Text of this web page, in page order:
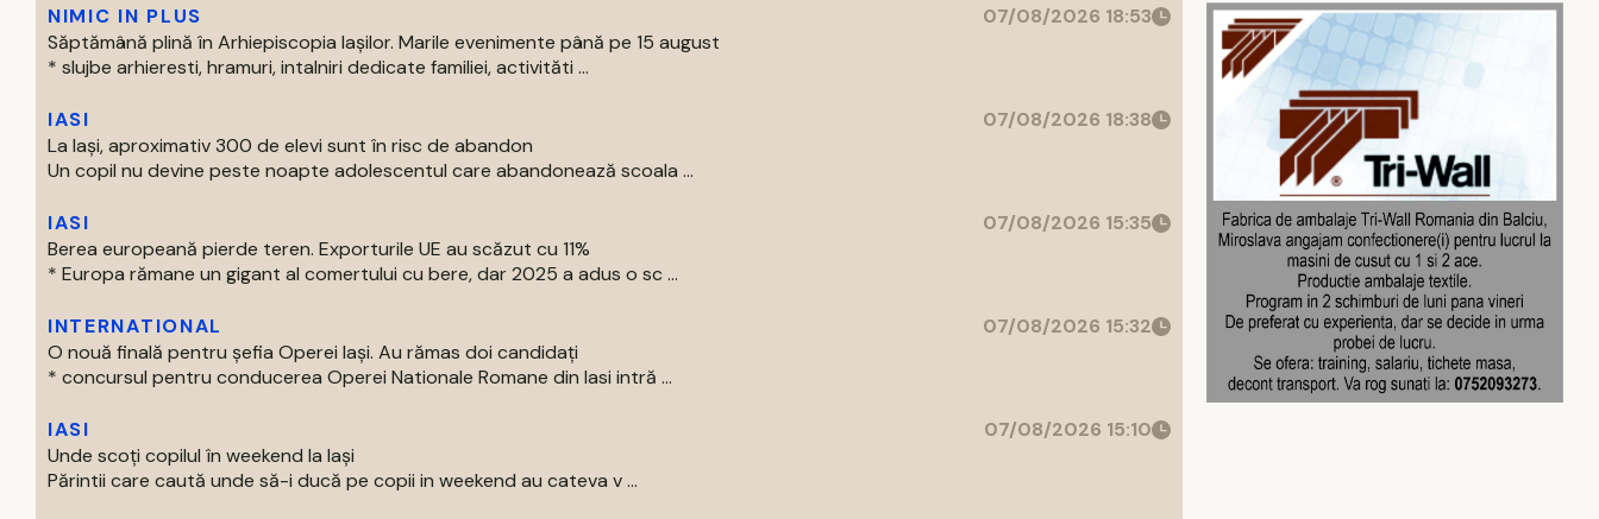
NIMIC IN PLUS
07/08/2026 18:53
Săptămână plină în Arhiepiscopia Iașilor. Marile evenimente până pe 15 august
* slujbe arhieresti, hramuri, intalniri dedicate familiei, activităti ...
IASI
07/08/2026 18:38
La Iași, aproximativ 300 de elevi sunt în risc de abandon
Un copil nu devine peste noapte adolescentul care abandonează scoala ...
IASI
07/08/2026 15:35
Berea europeană pierde teren. Exporturile UE au scăzut cu 11%
* Europa rămane un gigant al comertului cu bere, dar 2025 a adus o sc ...
INTERNATIONAL
07/08/2026 15:32
O nouă finală pentru șefia Operei Iași. Au rămas doi candidați
* concursul pentru conducerea Operei Nationale Romane din Iasi intră ...
IASI
07/08/2026 15:10
Unde scoți copilul în weekend la Iași
Părintii care caută unde să-i ducă pe copii in weekend au cateva v ...